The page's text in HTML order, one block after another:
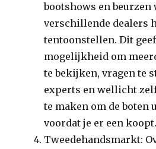
bootshows en beurzen
verschillende dealers
tentoonstellen. Dit
mogelijkheid om
te bekijken, vragen te
experts en wellicht
te maken om de boten
voordat je er een koopt.
Tweedehandsmarkt: